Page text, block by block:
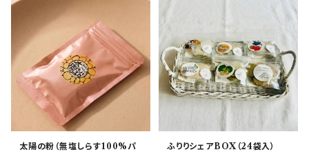
太陽の粉（無塩しらす100%パ ふりりシェアBOX（24袋入）